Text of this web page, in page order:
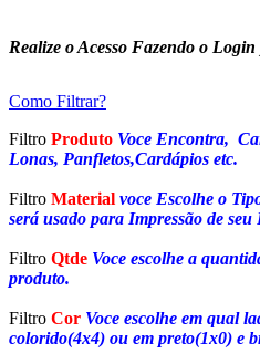
Realize o Acesso Fazendo o
Como Filtrar?
Filtro Produto Voce Encontra,
Lonas, Panfletos,Cardápios etc.
Filtro Material voce Escolhe o
será usado para Impressão de seu
Filtro Qtde Voce escolhe a
produto.
Filtro Cor Voce escolhe em qual
colorido(4x4) ou em preto(1x0) e